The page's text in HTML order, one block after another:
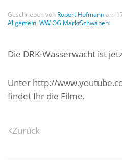
Geschrieben von Robert Hofmannam
Allgemein, WW OG MarktSchwaben.
Die DRK-Wasserwacht ist
Unter http://
findet Ihr die Filme.
Zurück